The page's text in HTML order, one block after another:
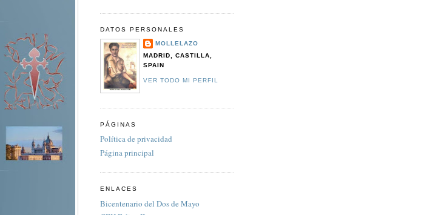
DATOS PERSONALES
MOLLELAZO
MADRID, CASTILLA,
SPAIN
VER TODO MI PERFIL
PÁGINAS
Política de privacidad
Página principal
ENLACES
Bicentenario del Dos de Mayo